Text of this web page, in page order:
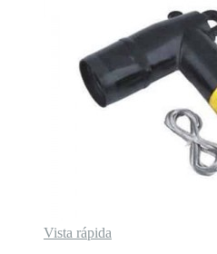
Vista rápida